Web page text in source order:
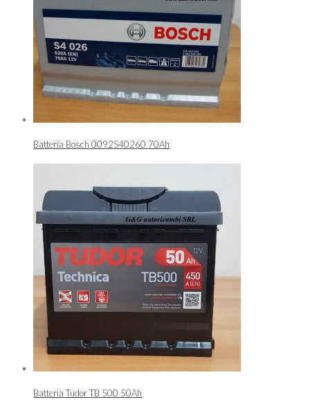
Batteria Bosch 0092S40260 70Ah
Batteria Tudor TB 500 50Ah